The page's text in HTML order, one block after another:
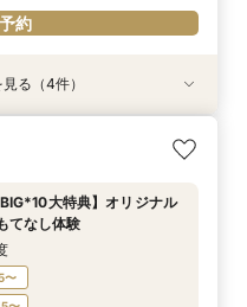
約
少人数W】挙式×会食プラ
〜
〜
と一緒に】限定特典付*
〜
〜
心躍る花嫁の第一歩♪ゆっ
〜
〜
ン相談会】スマホで簡単！
〜
〜
る（4件）
大特典】オリジナル
てなし体験
〜